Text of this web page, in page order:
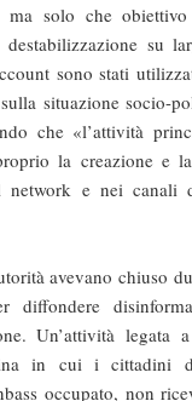
ma solo che
destabilizzazione su
sono stati
situazione socio-
che «l’attività
la creazione e
network e nei canali
avevano chiuso
diffondere
Un’attività legata
in cui i cittadini
occupato, non